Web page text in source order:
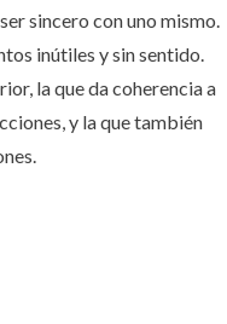
sincero con uno mismo.
inútiles y sin sentido.
la que da coherencia a
y la que también